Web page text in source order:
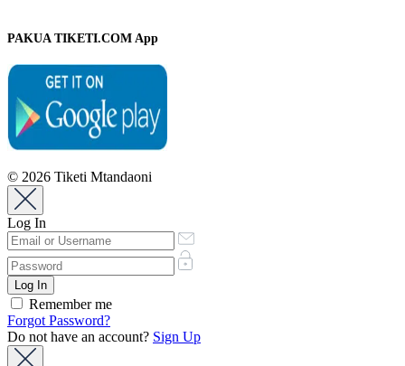
PAKUA TIKETI.COM App
© 2026 Tiketi Mtandaoni
Log In
Remember me
Forgot Password?
Do not have an account? Sign Up